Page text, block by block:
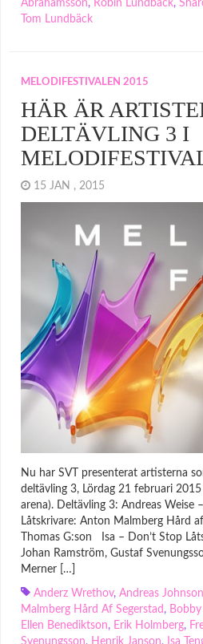
Abrahamsson, Robin Lundbäck,
Tom Lundbäck
MELODIFESTIVALEN 2015
HÄR ÄR
DELTÄVLING 3 I
15 JAN , 2015
Nu har SVT presenterat artisterna
deltävling 3, Lördag 21 februari
arena). Deltävling 3: Andreas Weise
Låtskrivare: Anton Malmberg Hård
Thomas G:son Isa – Don’t Stop
Johan Ramström, Gustaf
Merner […]
Anderz Wrethov, Andreas Johnson
Malmberg Hård Af Segerstad ,
Ellen Benediktson, Erik Holmberg,
Svenungsson, Henrik Janson, Isa